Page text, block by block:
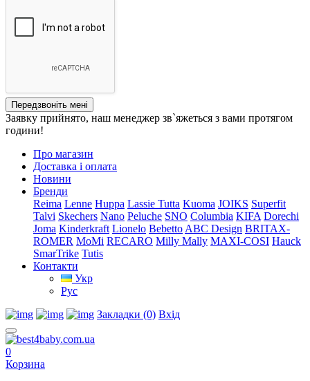
Передзвоніть мені
Заявку прийнято, наш менеджер зв`яжеться з вами протягом
години!
Про магазин
Доставка і оплата
Новини
Бренди
Reima Lenne Huppa Lassie Tutta Kuoma JOIKS Superfit
Talvi Skechers Nano Peluche SNO Columbia KIFA Dorechi
Joma Kinderkraft Lionelo Bebetto ABC Design BRITAX-
ROMER MoMi RECARO Milly Mally MAXI-COSI Hauck
SmarTrike Tutis
Контакти
Укр
Рус
Закладки (0) Вхід
0
Корзина